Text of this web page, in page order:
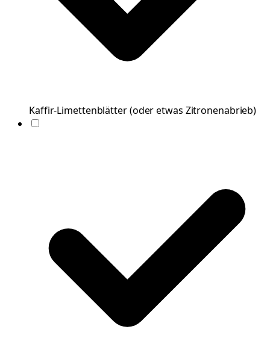
Kaffir-Limettenblätter(oder etwas Zitronenabrieb)